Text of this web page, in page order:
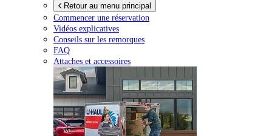
Retour au menu principal
Commencer une réservation
Vidéos explicatives
Conseils sur les remorques
FAQ
Attaches et accessoires